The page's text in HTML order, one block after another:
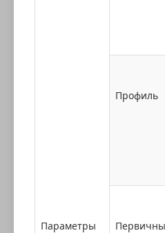
Параметры
Профиль